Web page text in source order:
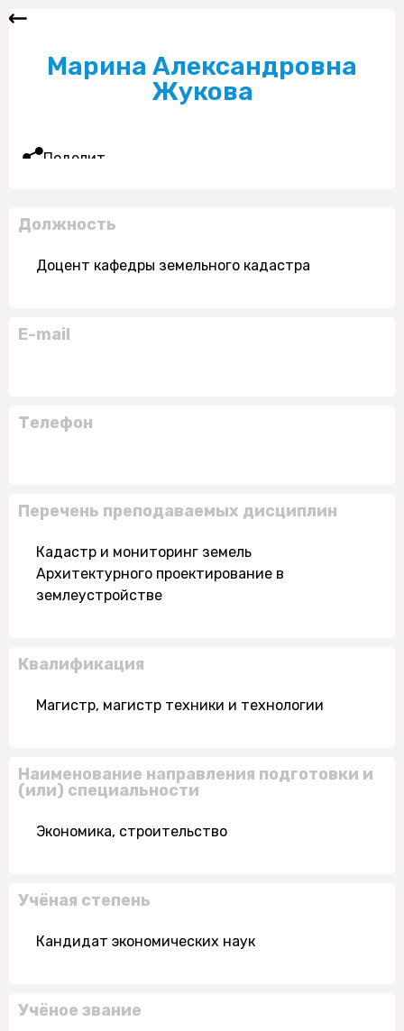
Марина Александровна
Жукова
Поделиться
Должность
Доцент кафедры земельного кадастра
E-mail
Телефон
Перечень преподаваемых дисциплин
Кадастр и мониторинг земель
Архитектурного проектирование в
землеустройстве
Квалификация
Магистр, магистр техники и технологии
Наименование направления подготовки и
(или) специальности
Экономика, строительство
Учёная степень
Кандидат экономических наук
Учёное звание